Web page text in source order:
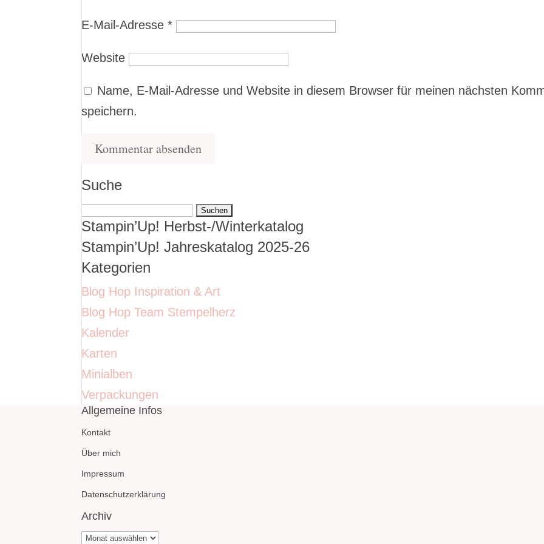
E-Mail-Adresse*
Website
Name, E-Mail-Adresse und Website in diesem Browser für meinen nächsten
speichern.
Suche
Suchen
nach:
Stampin’Up! Herbst-/Winterkatalog
Stampin’Up! Jahreskatalog 2025-26
Kategorien
Blog Hop Inspiration & Art
Blog Hop Team Stempelherz
Kalender
Karten
Minialben
Verpackungen
Allgemeine Infos
Kontakt
Über mich
Impressum
Datenschutzerklärung
Archiv
Archiv